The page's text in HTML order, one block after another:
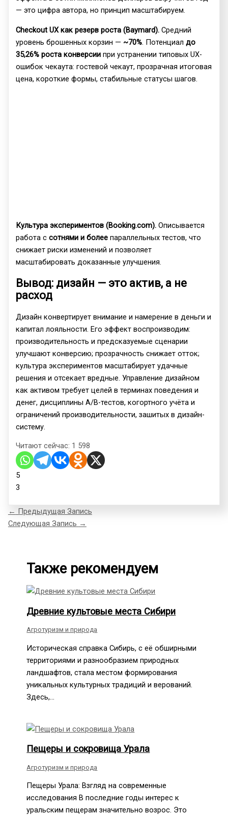
— это цифра автора, но принцип масштабируем.
Checkout UX как резерв роста (Baymard). Средний
уровень брошенных корзин — ~70% . Потенциалдо
35,26% роста конверсии при устранении типовых UX-
ошибок чекаута: гостевой чекаут, прозрачная итоговая
цена, короткие формы, стабильные статусы шагов.
Культура экспериментов (Booking.com). Описывается
работа ссотнями и более параллельных тестов, что
снижает риски изменений и позволяет
масштабировать доказанные улучшения.
Вывод: дизайн — это актив, а не
расход
Дизайн конвертирует внимание и намерение в деньги и
капитал лояльности. Его эффект воспроизводим:
производительность и предсказуемые сценарии
улучшают конверсию; прозрачность снижает отток;
культура экспериментов масштабирует удачные
решения и отсекает вредные. Управление дизайном
как активом требует целей в терминах поведения и
денег, дисциплины A/B-тестов, когортного учёта и
ограничений производительности, зашитых в дизайн-
систему.
Читают сейчас: 1 598
5
3
← Предыдущая Запись
Следующая Запись →
Также рекомендуем
Древние культовые места Сибири
Агротуризм и природа
Историческая справка Сибирь, с её обширными
территориями и разнообразием природных
ландшафтов, стала местом формирования
уникальных культурных традиций и верований.
Здесь,…
Пещеры и сокровища Урала
Агротуризм и природа
Пещеры Урала: Взгляд на современные
исследования В последние годы интерес к
уральским пещерам значительно возрос. Это